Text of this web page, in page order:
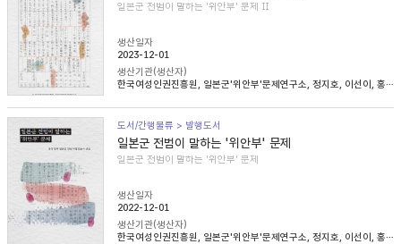
일본군 전범이 말하는 '위안부' 문제 Ⅱ
생산일자
2023-12-01
생산기관(생산자)
한국여성인권진흥원, 일본군'위안부'문제연구소, 정지호, 이선이, 홍영미, 김승래
도서/간행물류 > 발행도서
일본군 전범이 말하는 '위안부' 문제
일본군 전범이 말하는 '위안부' 문제
생산일자
2022-12-01
생산기관(생산자)
한국여성인권진흥원, 일본군'위안부'문제연구소, 정지호, 이선이, 홍영미, 김승래